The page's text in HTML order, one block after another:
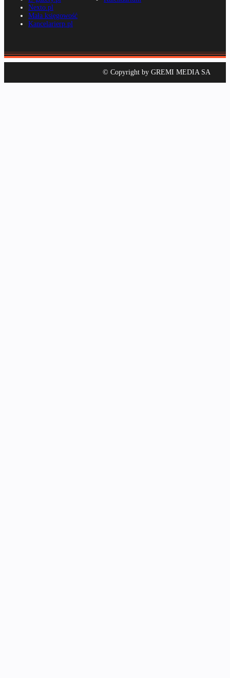
Nexto.pl
Mała księgowość
Kancelarierp.pl
© Copyright by GREMI MEDIA SA